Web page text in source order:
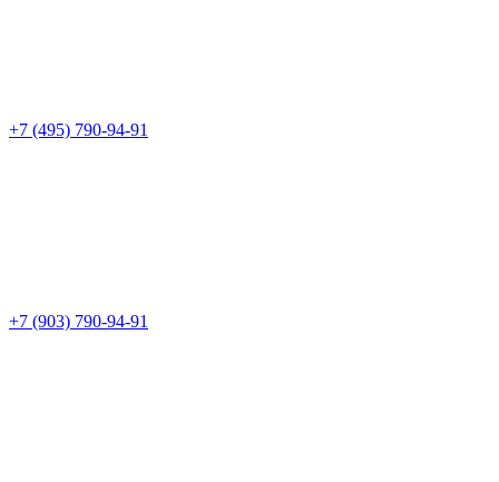
+7 (495) 790-94-91
+7 (903) 790-94-91